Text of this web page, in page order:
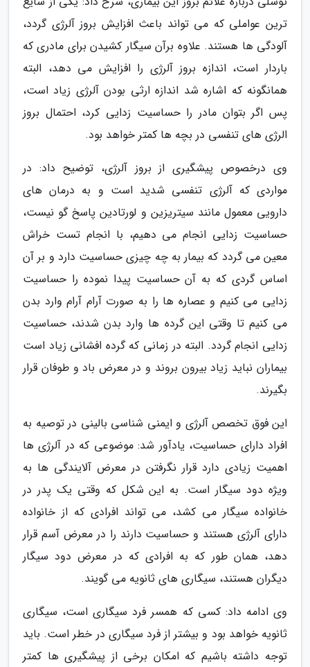
ترین عواملی که می تواند باعث افزایش بروز آلرژی گردد،
آلودگی ها هستند. علاوه برآن سیگار کشیدن برای مادری که
باردار است، اندازه بروز آلرژی را افزایش می دهد، البته
همانگونه که اشاره شد اندازه ارثی بودن آلرژی زیاد است،
پس اگر بتوان مادر را حساسیت زدایی کرد، احتمال بروز
الرژی های تنفسی در بچه ها کمتر خواهد بود.
وی درخصوص پیشگیری از بروز آلرژی، توضیح داد: در
مواردی که آلرژی تنفسی شدید است و به درمان های
دارویی معمول مانند سیتریزین و لورتادین پاسخ گو نیست،
حساسیت زدایی انجام می دهیم، با انجام تست خراش
معین می گردد که بیمار به چه چیزی حساسیت دارد و بر آن
اساس گردی که به آن حساسیت پیدا نموده را حساسیت
زدایی می کنیم و عصاره ها را به صورت آرام آرام وارد بدن
می کنیم تا وقتی این گرده ها وارد بدن شدند، حساسیت
زدایی انجام گردد. البته در زمانی که گرده افشانی زیاد است
بیماران نباید زیاد بیرون بروند و در معرض باد و طوفان قرار
بگیرند.
این فوق تخصص آلرژی و ایمنی شناسی بالینی در توصیه به
افراد دارای حساسیت، یادآور شد: موضوعی که در آلرژی ها
اهمیت زیادی دارد قرار نگرفتن در معرض آلایندگی ها به
ویژه دود سیگار است. به این شکل که وقتی یک پدر در
خانواده سیگار می کشد، می تواند افرادی که از خانواده
دارای آلرژی هستند و حساسیت دارند را در معرض آسم قرار
دهد، همان طور که به افرادی که در معرض دود سیگار
دیگران هستند، سیگاری های ثانویه می گویند.
وی ادامه داد: کسی که همسر فرد سیگاری است، سیگاری
ثانویه خواهد بود و بیشتر از فرد سیگاری در خطر است. باید
توجه داشته باشیم که امکان برخی از پیشگیری ها کمتر